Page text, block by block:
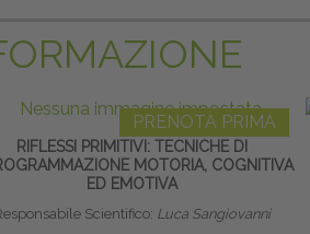
PRENOTA PRIMA
RIFLESSI PRIMITIVI: TECNICHE DI
MOTORIA, COGNITIVA
ED EMOTIVA
Scientifico: Luca Sangiovanni